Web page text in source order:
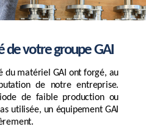
de votre groupe GAI
du matériel GAI ont forgé, au
de notre entreprise.
de faible production ou
utilisée, un équipement GAI